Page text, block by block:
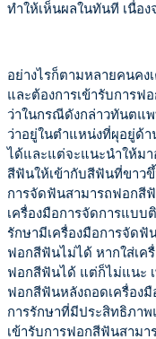
ทำให้เห็นผลในทันที เนื่อ
อย่างไรก็ตามหลายคนค
และต้องการเข้ารับการ
ว่าในกรณีดังกล่าวทันตแ
ว่าอยู่ในตำแหน่งที่ผุอยู่ด้
ได้และแต่จะแนะนำให้ม
สีฟันให้เข้ากับสีฟันที่ขาว
การจัดฟันสามารถฟอกสี
เครื่องมือการจัดการแบบ
รักษามีเครื่องมือการจัดฟั
ฟอกสีฟันไม่ได้ หากใส่เค
ฟอกสีฟันได้ แต่ก็ไม่แนะ
ฟอกสีฟันหลังถอดเครื่อง
การรักษาที่มีประสิทธิภา
เข้ารับการฟอกสีฟันสาม